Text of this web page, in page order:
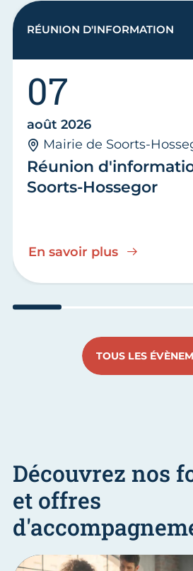
Réunion
Soorts-Hossegor
07
août 2026
Mairie de Soorts-
En savoir plus
RÉUNION D'INFORMATION
TOUS LES
Découvrez nos
et offres